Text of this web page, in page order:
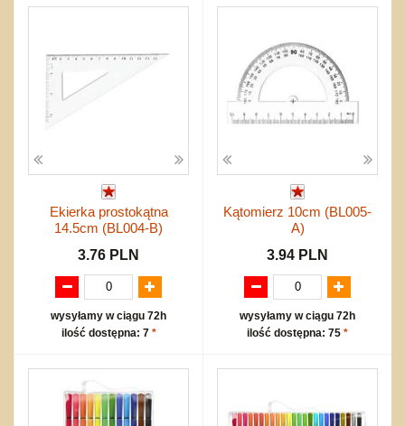
Ekierka prostokątna
14.5cm (BL004-B)
3.76 PLN
wysyłamy w ciągu 72h
ilość dostępna: 7 *
Kątomierz 10cm (BL005-
A)
3.94 PLN
wysyłamy w ciągu 72h
ilość dostępna: 75 *